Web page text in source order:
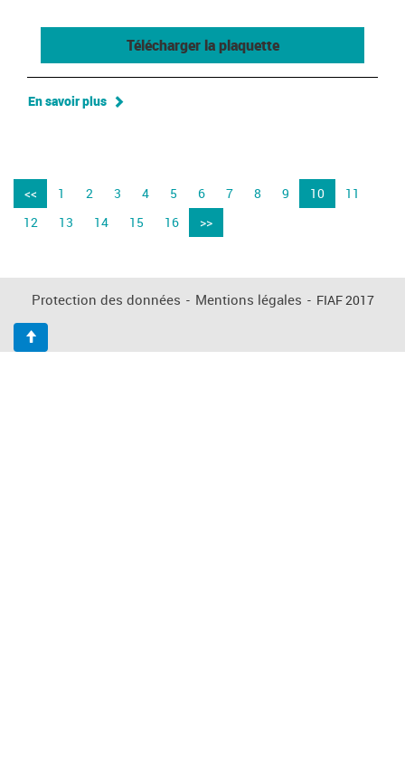
Télécharger la plaquette
En savoir plus
<< 1 2 3 4 5 6 7 8 9 10
11
12
13 14 15 16 >>
Protection des données - Mentions légales - FIAF 2017